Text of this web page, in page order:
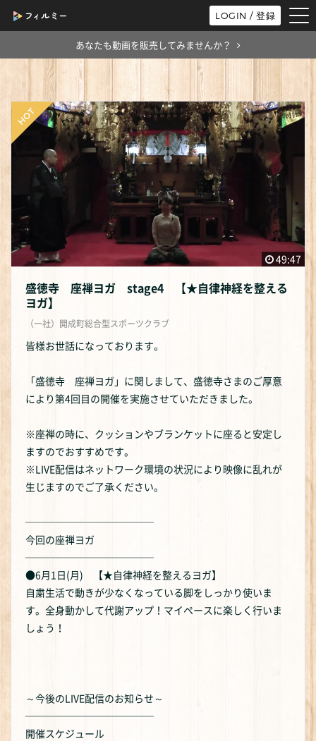
LOGIN / 登録
あなたも動画を販売してみませんか？
49:47
盛徳寺 座禅ヨガ stage4 【★自律神経を整える
ヨガ】
（一社）開成町総合型スポーツクラブ
皆様お世話になっております。
「盛徳寺 座禅ヨガ」に関しまして、盛徳寺さまのご厚意
により第4回目の開催を実施させていただきました。
※座禅の時に、クッションやブランケットに座ると安定し
ますのでおすすめです。
※LIVE配信はネットワーク環境の状況により映像に乱れが
生じますのでご了承ください。
─────────────
今回の座禅ヨガ
─────────────
●6月1日(月) 【★自律神経を整えるヨガ】
自粛生活で動きが少なくなっている脚をしっかり使いま
す。全身動かして代謝アップ！マイペースに楽しく行いま
しょう！
～今後のLIVE配信のお知らせ～
─────────────
開催スケジュール